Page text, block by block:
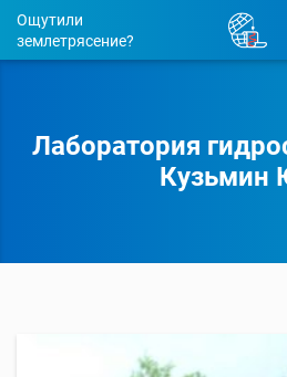
Ощутили
землетрясение?
Лаборатория
Кузьмин